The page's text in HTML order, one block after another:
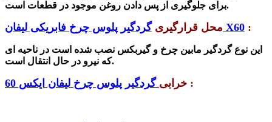
برای جلوگیری از پس دادن روغن موجود در قطعات است.
محل قرارگیری گردگیر پلوس چرخ فابریکی لیفان X60 :
این نوع گردگیر مابین چرخ و گیربکس نصب شده است در ناحیه ای
که نیرو در حال انتقال است.
خرابی گردگیر پلوس چرخ لیفان ایکس 60 :